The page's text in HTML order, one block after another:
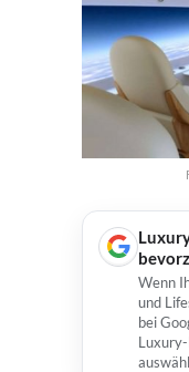
Wenn
und
bei